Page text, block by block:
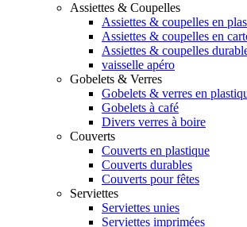
Assiettes & Coupelles
Assiettes & coupelles en
Assiettes & coupelles en
Assiettes & coupelles
vaisselle apéro
Gobelets & Verres
Gobelets & verres en
Gobelets à café
Divers verres à boire
Couverts
Couverts en plastique
Couverts durables
Couverts pour fêtes
Serviettes
Serviettes unies
Serviettes imprimées